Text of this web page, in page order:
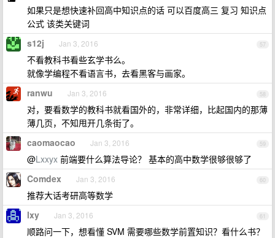
如果只是想快速补回高中知识点的话 可以百度高三 复习 知识点
公式 该类关键词
57
s12j Jan 3, 2016
不看教科书看些玄学书么。
就像学编程不看语言书，去看黑客与画家。
58
ranwu Jan 3, 2016
对，要看数学的教科书就看国外的，非常详细，比起国内的那薄
薄几页，不知甩开几条街了。
59
caomaocao Jan 3, 2016
@Lxxyx 前端要什么算法导论？ 基本的高中数学很够很够了
60
Comdex Jan 3, 2016
推荐大话考研高等数学
61
lxy Jan 3, 2016
顺路问一下，想看懂 SVM 需要哪些数学前置知识？看什么书？